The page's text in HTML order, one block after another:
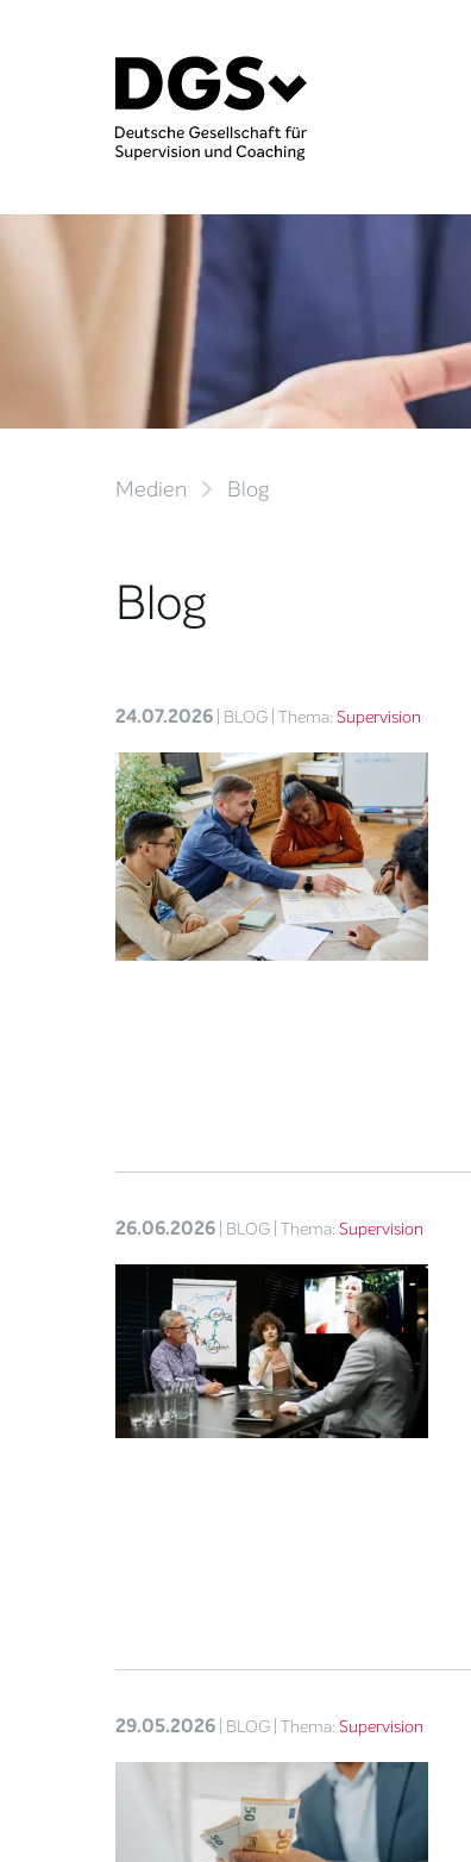
Medien Blog
Blog
24.07.2026 | BLOG | Thema: Supervision
26.06.2026 | BLOG | Thema: Supervision
29.05.2026 | BLOG | Thema: Supervision